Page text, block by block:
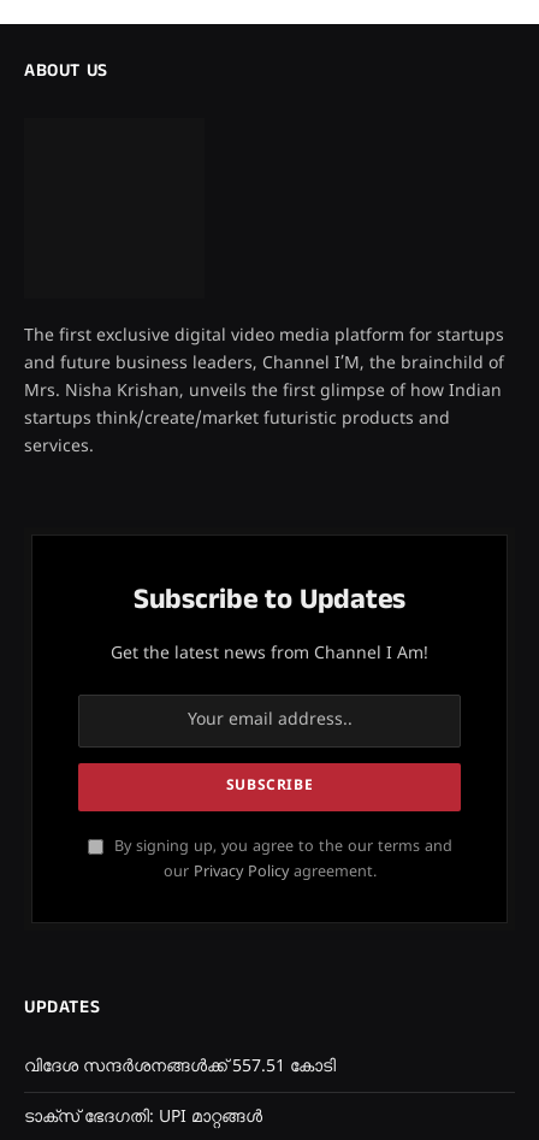
ABOUT US
The first exclusive digital video media platform for startups
and future business leaders, Channel I’M, the brainchild of
Mrs. Nisha Krishan, unveils the first glimpse of how Indian
startups think/create/market futuristic products and
services.
Subscribe to Updates
Get the latest news from Channel I Am!
By signing up, you agree to the our terms and
our Privacy Policyagreement.
UPDATES
വിദേശ സന്ദർശനങ്ങൾക്ക് 557.51 കോടി
ടാക്സ് ഭേദഗതി: UPI മാറ്റങ്ങൾ